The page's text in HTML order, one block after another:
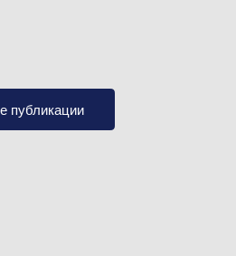
— с 1996 года.
— с 2016 года.
публикации